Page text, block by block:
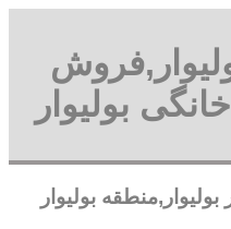
بولیوار
بولیوار